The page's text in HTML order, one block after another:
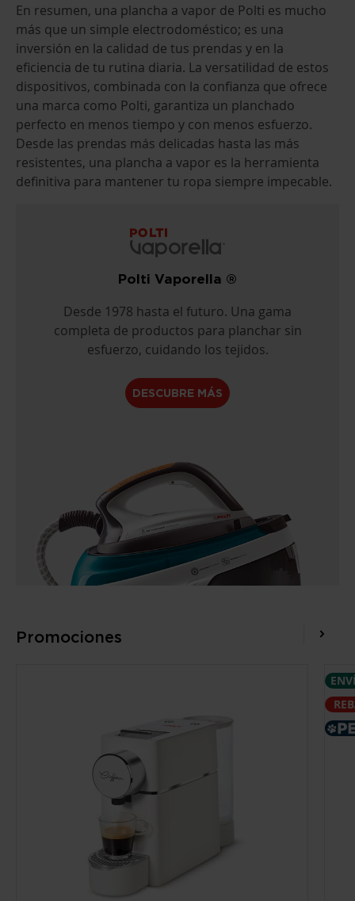
En resumen, una plancha a vapor de Polti es mucho
más que un simple electrodoméstico; es una
inversión en la calidad de tus prendas y en la
eficiencia de tu rutina diaria. La versatilidad de estos
dispositivos, combinada con la confianza que ofrece
una marca como Polti, garantiza un planchado
perfecto en menos tiempo y con menos esfuerzo.
Desde las prendas más delicadas hasta las más
resistentes, una plancha a vapor es la herramienta
definitiva para mantener tu ropa siempre impecable.
Polti Vaporella ®
Desde 1978 hasta el futuro. Una gama
completa de productos para planchar sin
esfuerzo, cuidando los tejidos.
DESCUBRE MÁS
Promociones